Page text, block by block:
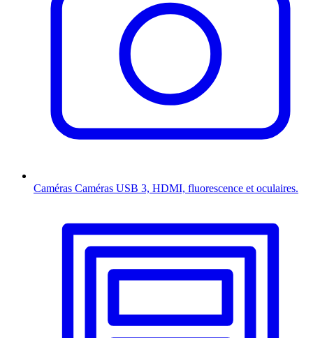
Caméras Caméras USB 3, HDMI, fluorescence et oculaires.